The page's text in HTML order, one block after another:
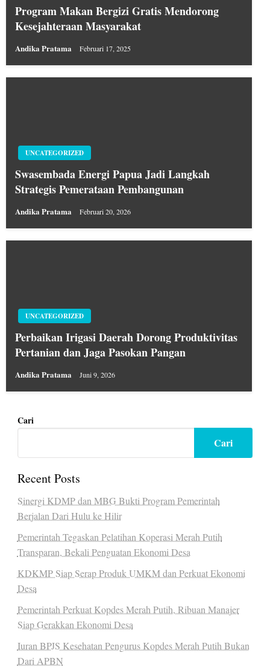
Program Makan Bergizi Gratis Mendorong
Kesejahteraan Masyarakat
Andika Pratama Februari 17, 2025
UNCATEGORIZED
Swasembada Energi Papua Jadi Langkah
Strategis Pemerataan Pembangunan
Andika Pratama Februari 20, 2026
UNCATEGORIZED
Perbaikan Irigasi Daerah Dorong Produktivitas
Pertanian dan Jaga Pasokan Pangan
Andika Pratama Juni 9, 2026
Cari
Cari
Recent Posts
Sinergi KDMP dan MBG Bukti Program Pemerintah
Berjalan Dari Hulu ke Hilir
Pemerintah Tegaskan Pelatihan Koperasi Merah Putih
Transparan, Bekali Penguatan Ekonomi Desa
KDKMP Siap Serap Produk UMKM dan Perkuat Ekonomi
Desa
Pemerintah Perkuat Kopdes Merah Putih, Ribuan Manajer
Siap Gerakkan Ekonomi Desa
Iuran BPJS Kesehatan Pengurus Kopdes Merah Putih Bukan
Dari APBN